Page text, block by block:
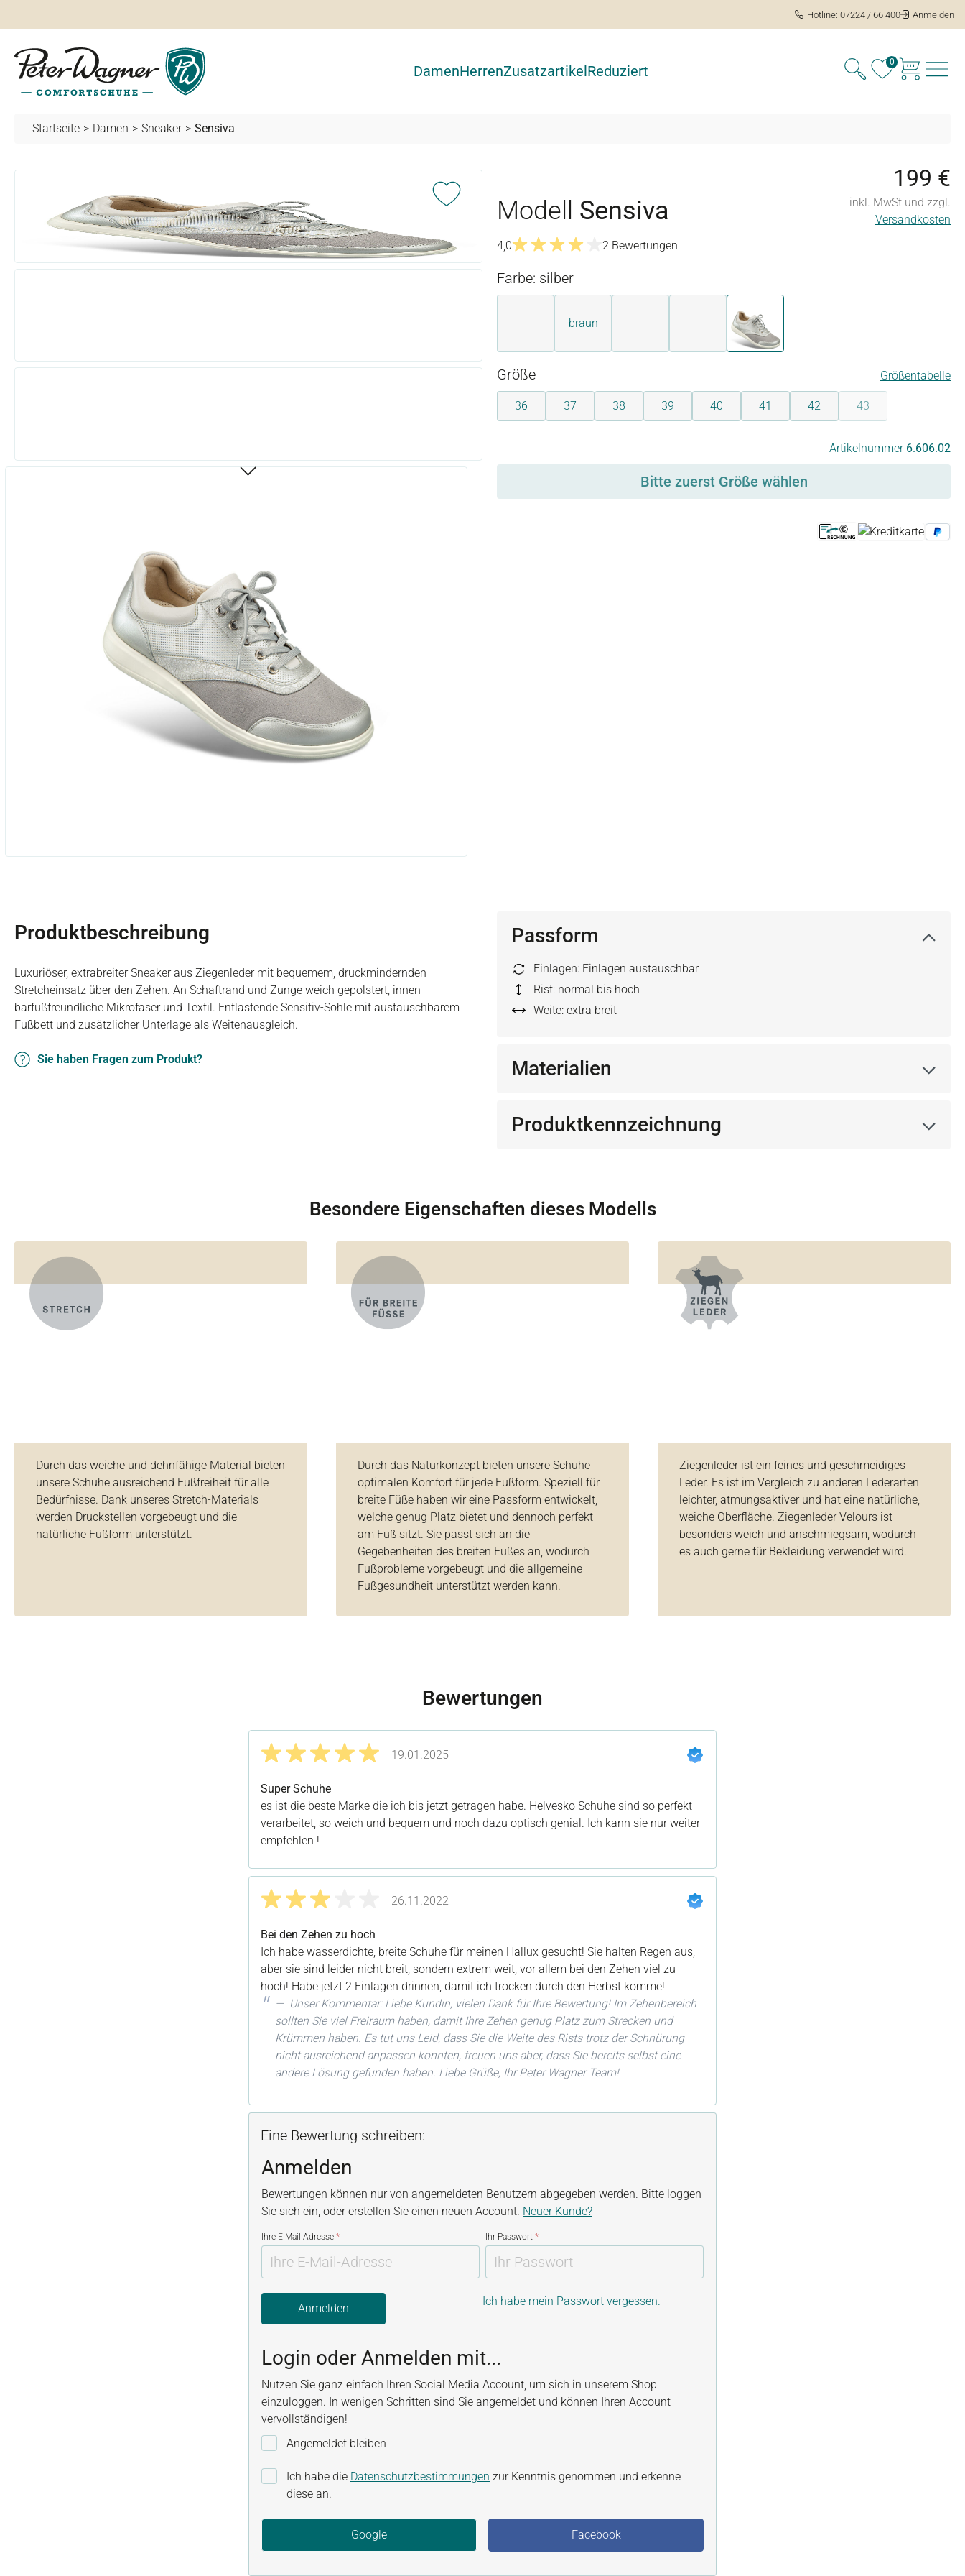
Hotline: 07224 / 66 400 Anmelden
DamenHerrenZusatzartikelReduziert
0
Startseite > Damen > Sneaker > Sensiva
Modell Sensiva
4,0
2 Bewertungen
199 €
inkl. MwSt und zzgl.
Versandkosten
Farbe: silber
braun dunkelblausilber
Größeauswählen Größentabelle
36 37 38 39 40 41 42 43(Diese Option ist
Artikelnummer 6.606.02
Bitte zuerst Größe wählen
Produktbeschreibung
Luxuriöser, extrabreiter Sneaker aus Ziegenleder mit bequemem, druckmindernden
Stretcheinsatz über den Zehen. An Schaftrand und Zunge weich gepolstert, innen
barfußfreundliche Mikrofaser und Textil. Entlastende Sensitiv-Sohle mit austauschbarem
Fußbett und zusätzlicher Unterlage als Weitenausgleich.
Sie haben Fragen zum Produkt?
Passform
Einlagen: Einlagen austauschbar
Rist: normal bis hoch
Weite: extra breit
Materialien
Produktkennzeichnung
Besondere Eigenschaften dieses Modells
Durch das weiche und dehnfähige Material bieten
unsere Schuhe ausreichend Fußfreiheit für alle
Bedürfnisse. Dank unseres Stretch-Materials
werden Druckstellen vorgebeugt und die
natürliche Fußform unterstützt.
Durch das Naturkonzept bieten unsere Schuhe
optimalen Komfort für jede Fußform. Speziell für
breite Füße haben wir eine Passform entwickelt,
welche genug Platz bietet und dennoch perfekt
am Fuß sitzt. Sie passt sich an die
Gegebenheiten des breiten Fußes an, wodurch
Fußprobleme vorgebeugt und die allgemeine
Fußgesundheit unterstützt werden kann.
Ziegenleder ist ein feines und geschmeidiges
Leder. Es ist im Vergleich zu anderen Lederarten
leichter, atmungsaktiver und hat eine natürliche,
weiche Oberfläche. Ziegenleder Velours ist
besonders weich und anschmiegsam, wodurch
es auch gerne für Bekleidung verwendet wird.
Bewertungen
19.01.2025
Super Schuhe
es ist die beste Marke die ich bis jetzt getragen habe. Helvesko Schuhe sind so perfekt
verarbeitet, so weich und bequem und noch dazu optisch genial. Ich kann sie nur weiter
empfehlen !
26.11.2022
Bei den Zehen zu hoch
Ich habe wasserdichte, breite Schuhe für meinen Hallux gesucht! Sie halten Regen aus,
aber sie sind leider nicht breit, sondern extrem weit, vor allem bei den Zehen viel zu
hoch! Habe jetzt 2 Einlagen drinnen, damit ich trocken durch den Herbst komme!
Unser Kommentar: Liebe Kundin, vielen Dank für Ihre Bewertung! Im Zehenbereich
sollten Sie viel Freiraum haben, damit Ihre Zehen genug Platz zum Strecken und
Krümmen haben. Es tut uns Leid, dass Sie die Weite des Rists trotz der Schnürung
nicht ausreichend anpassen konnten, freuen uns aber, dass Sie bereits selbst eine
andere Lösung gefunden haben. Liebe Grüße, Ihr Peter Wagner Team!
Eine Bewertung schreiben:
Anmelden
Bewertungen können nur von angemeldeten Benutzern abgegeben werden. Bitte loggen
Sie sich ein, oder erstellen Sie einen neuen Account. Neuer Kunde?
Ihre E-Mail-Adresse * Ihr Passwort *
Anmelden
Ich habe mein Passwort vergessen.
Login oder Anmelden mit...
Nutzen Sie ganz einfach Ihren Social Media Account, um sich in unserem Shop
einzuloggen. In wenigen Schritten sind Sie angemeldet und können Ihren Account
vervollständigen!
Angemeldet bleiben
Ich habe die Datenschutzbestimmungen zur Kenntnis genommen und erkenne
diese an.
Google Facebook